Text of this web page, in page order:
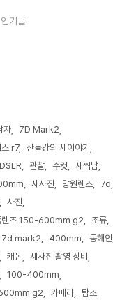
인기글
자
7D Mark2
스 r7
산들강의 새이야기
DSLR 관찰 수컷
새찍남
새사진 망원렌즈
7d
사진
렌즈 150-600mm g2
조류
7d mark2 400mm
동해안
캐논
새사진 촬영 장비
100-400mm
g2
카메라 탐조